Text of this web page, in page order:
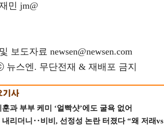
민 jm@
보도자료 newsen@newsen.com
뉴스엔. 무단전재 & 재배포 금지
과 부부 케미 ‘얼빡샷’에도 굴욕 없어
내리더니‥비비, 선정성 논란 터졌다 “왜 저래